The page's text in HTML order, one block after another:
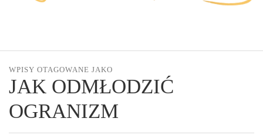
WPISY OTAGOWANE JAKO
JAK ODMŁODZIĆ
OGRANIZM